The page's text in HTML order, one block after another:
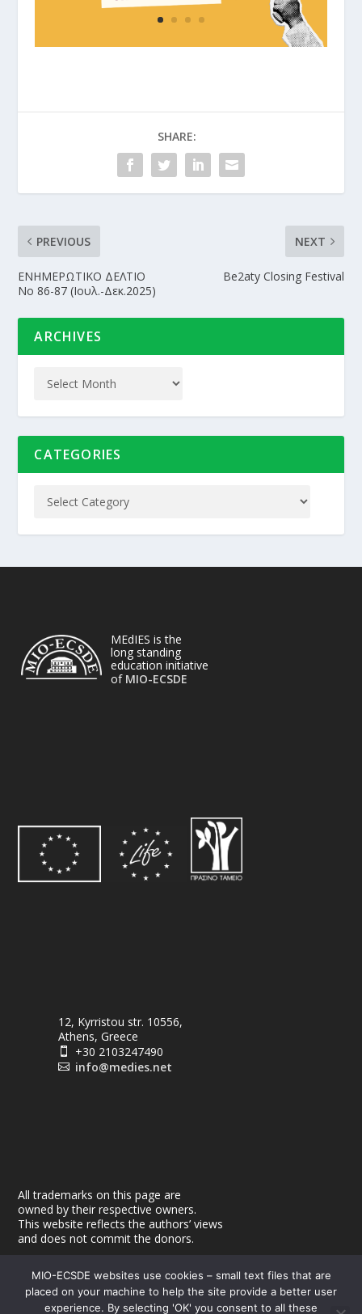
SHARE:
PREVIOUS
ΕΝΗΜΕΡΩΤΙΚΟ ΔΕΛΤΙΟ
No 86-87 (Ιουλ.-Δεκ.2025)
NEXT
Be2aty Closing Festival
ARCHIVES
CATEGORIES
MEdIES is the
long standing
education initiative
of MIO-ECSDE
12, Kyrristou str. 10556,
Athens, Greece
 +30 2103247490
 info@medies.net
All trademarks on this page are
owned by their respective owners.
This website reflects the authors’ views
and does not commit the donors.
MIO-ECSDE websites use cookies – small text files that are
placed on your machine to help the site provide a better user
experience. By selecting 'OK' you consent to all these